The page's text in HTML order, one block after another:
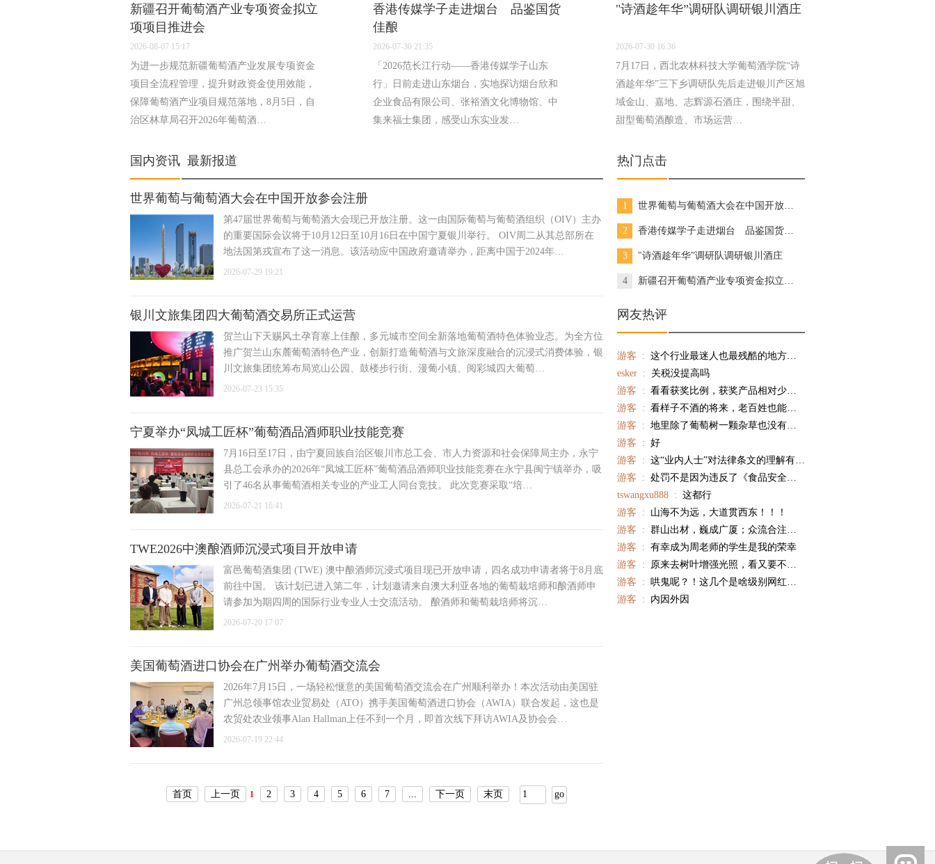
新疆召开葡萄酒产业专项资金拟立
项项目推进会
2026-08-07 15:17
为进一步规范新疆葡萄酒产业发展专项资金
项目全流程管理，提升财政资金使用效能，
保障葡萄酒产业项目规范落地，8月5日，自
治区林草局召开2026年葡萄酒…
香港传媒学子走进烟台 品鉴国货
佳酿
2026-07-30 21:35
「2026范长江行动——香港传媒学子山东
行」日前走进山东烟台，实地探访烟台欣和
企业食品有限公司、张裕酒文化博物馆、中
集来福士集团，感受山东实业发…
"诗酒趁年华”调研队调研银川酒庄
2026-07-30 16:36
7月17日，西北农林科技大学葡萄酒学院“诗
酒趁年华”三下乡调研队先后走进银川产区旭
域金山、嘉地、志辉源石酒庄，围绕半甜、
甜型葡萄酒酿造、市场运营…
国内资讯 最新报道
世界葡萄与葡萄酒大会在中国开放参会注册
第47届世界葡萄与葡萄酒大会现已开放注册。这一由国际葡萄与葡萄酒组织（OIV）主办
的重要国际会议将于10月12日至10月16日在中国宁夏银川举行。 OIV周二从其总部所在
地法国第戎宣布了这一消息。该活动应中国政府邀请举办，距离中国于2024年…
2026-07-29 19:21
银川文旅集团四大葡萄酒交易所正式运营
贺兰山下天赐风土孕育塞上佳酿，多元城市空间全新落地葡萄酒特色体验业态。为全方位
推广贺兰山东麓葡萄酒特色产业，创新打造葡萄酒与文旅深度融合的沉浸式消费体验，银
川文旅集团统筹布局览山公园、鼓楼步行街、漫葡小镇、阅彩城四大葡萄…
2026-07-23 15:35
宁夏举办“凤城工匠杯”葡萄酒品酒师职业技能竞赛
7月16日至17日，由宁夏回族自治区银川市总工会、市人力资源和社会保障局主办，永宁
县总工会承办的2026年“凤城工匠杯”葡萄酒品酒师职业技能竞赛在永宁县闽宁镇举办，吸
引了46名从事葡萄酒相关专业的产业工人同台竞技。 此次竞赛采取“培…
2026-07-21 16:41
TWE2026中澳酿酒师沉浸式项目开放申请
富邑葡萄酒集团 (TWE) 澳中酿酒师沉浸式项目现已开放申请，四名成功申请者将于8月底
前往中国。 该计划已进入第二年，计划邀请来自澳大利亚各地的葡萄栽培师和酿酒师申
请参加为期四周的国际行业专业人士交流活动。 酿酒师和葡萄栽培师将沉…
2026-07-20 17:07
美国葡萄酒进口协会在广州举办葡萄酒交流会
2026年7月15日，一场轻松惬意的美国葡萄酒交流会在广州顺利举办！本次活动由美国驻
广州总领事馆农业贸易处（ATO）携手美国葡萄酒进口协会（AWIA）联合发起，这也是
农贸处农业领事Alan Hallman上任不到一个月，即首次线下拜访AWIA及协会会…
2026-07-19 22:44
首页 上一页 1 2 3 4 5 6 7 ... 下一页 末页
热门点击
1 世界葡萄与葡萄酒大会在中国开放参会注册
2 香港传媒学子走进烟台 品鉴国货佳酿
3 "诗酒趁年华”调研队调研银川酒庄
4 新疆召开葡萄酒产业专项资金拟立项项目推进会
网友热评
游客 : 这个行业最迷人也最残酷的地方在于——它永远会给你希望，然后考验你配不配得上这个希望。 在这个行业里，最贵的不是库存，不是房租，不是人工——是你在最该相信的时候，选择了不信。 活下来的，一定是真正离消费者最近的人。
esker :
关税没提高吗
游客 : 看看获奖比例，获奖产品相对少多了
游客 : 看样子不酒的将来，老百姓也能喝上有品质的红酒。
游客 : 地里除了葡萄树一颗杂草也没有！使用除草剂不少吧？单纯机械除草树根旁会有杂草的，不知酿造的葡萄酒农药残留是否超标？
游客 : 好
游客 : 这“业内人士”对法律条文的理解有误，“可以免除标注”是可以“不标注”，不是必须“不标注”。法律规定“可以免除标注”，是指产品标签上可以“不标注”保质期”；但是，如果标注了，就必须承担相应的法律责任。在产品标签上标注了保质期，过了保质期仍然销售，就是违法，所以还海口市监局处罚没有任何问题。
游客 : 处罚不是因为违反了《食品安全法》，而是违反了《食品标识管理规定》，不需标注保质期的酒还标
tswangxu888 : 这都行
游客 :
山海不为远，大道贯西东！！！
游客 : 群山出材，巍成广厦；众流合注，霈为大川。
游客 : 有幸成为周老师的学生是我的荣幸
游客 :
原来去树叶增强光照，看又要不去了
游客 : 哄鬼呢？！这几个是啥级别网红，帐号多少？看着就跟路人一样，挂出来看看。。。
游客 :
内因外因